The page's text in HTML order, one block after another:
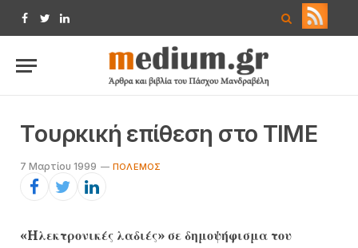
Facebook
TwitterLinkedIn
Tουρκική επίθεση στο TIME
7 Μαρτίου 1999 ΠΌΛΕΜΟΣ
«Hλεκτρονικές λαδιές» σε δημοψήφισμα του